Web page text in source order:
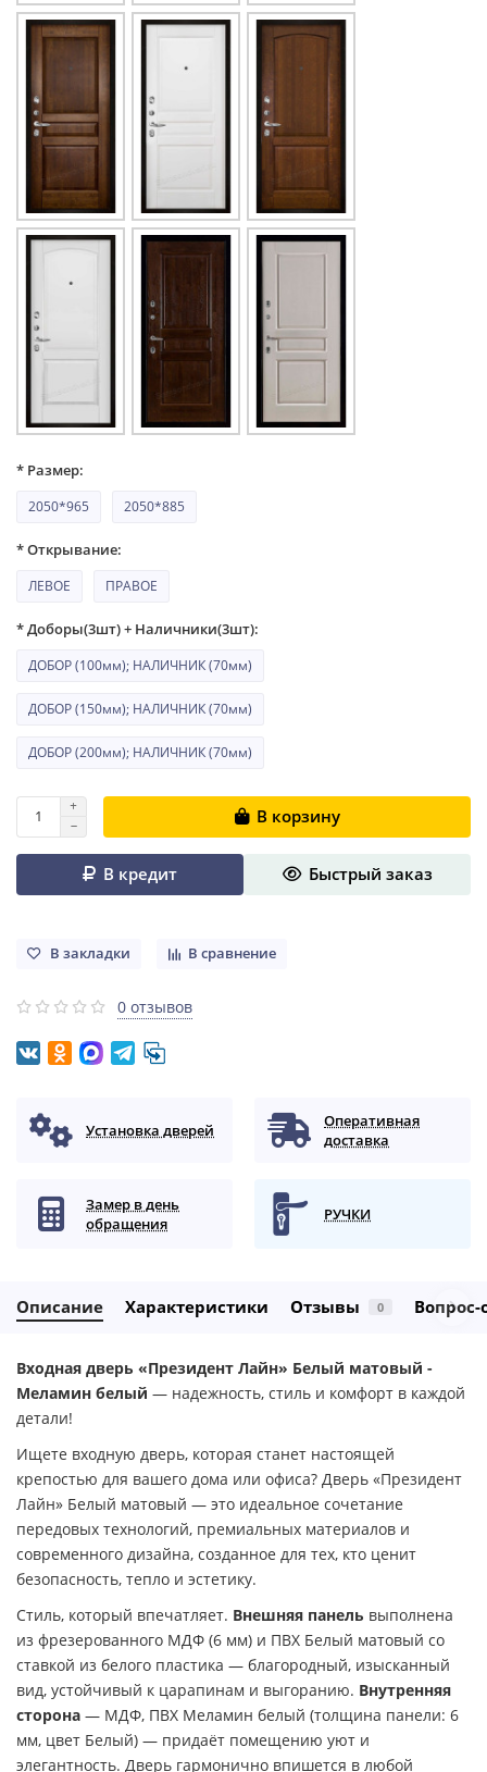
* Размер:
2050*965 2050*885
* Открывание:
ЛЕВОЕ ПРАВОЕ
* Доборы(3шт) + Наличники(3шт):
ДОБОР (100мм); НАЛИЧНИК (70мм)
ДОБОР (150мм); НАЛИЧНИК (70мм)
ДОБОР (200мм); НАЛИЧНИК (70мм)
В корзину
В кредит Быстрый заказ
В закладки В сравнение
0 отзывов
Установка дверей
Оперативная
доставка
Замер в день
обращения
РУЧКИ
Описание Характеристики Отзывы 0 Вопрос-
Входная дверь «Президент Лайн» Белый матовый -
Меламин белый — надежность, стиль и комфорт в каждой
детали!
Ищете входную дверь, которая станет настоящей
крепостью для вашего дома или офиса? Дверь «Президент
Лайн» Белый матовый — это идеальное сочетание
передовых технологий, премиальных материалов и
современного дизайна, созданное для тех, кто ценит
безопасность, тепло и эстетику.
Стиль, который впечатляет. Внешняя панель выполнена
из фрезерованного МДФ (6 мм) и ПВХ Белый матовый со
ставкой из белого пластика — благородный, изысканный
вид, устойчивый к царапинам и выгоранию. Внутренняя
сторона — МДФ, ПВХ Меламин белый (толщина панели: 6
мм, цвет Белый) — придаёт помещению уют и
элегантность. Дверь гармонично впишется в любой